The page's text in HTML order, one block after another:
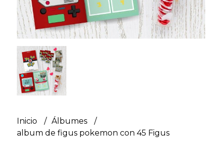
Inicio
Álbumes
album de figus pokemon con 45 Figus